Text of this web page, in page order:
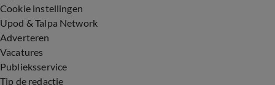
Cookie instellingen
Upod & Talpa Network
Adverteren
Vacatures
Publieksservice
Tip de redactie